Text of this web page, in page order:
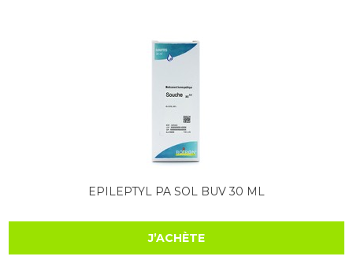
EPILEPTYL PA SOL BUV 30 ML
J’ACHÈTE